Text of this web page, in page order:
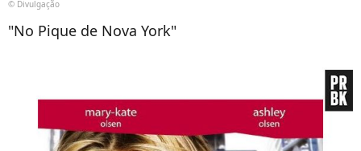
© Divulgação
"No Pique de Nova York"